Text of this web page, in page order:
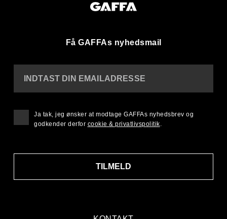
Få GAFFAs nyhedsmail
INDTAST DIN EMAILADRESSE
TILMELD
Ja tak, jeg ønsker at modtage GAFFAs nyhedsbrev og
godkender derfor cookie & privatlivspolitik.